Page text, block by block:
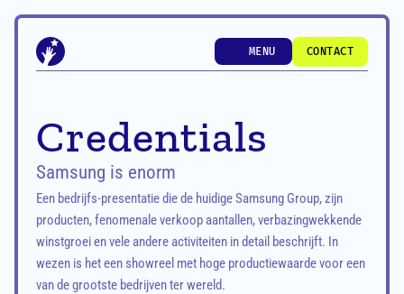
MENU
MENU
CONTACT
Credentials
Samsung is enorm
Een bedrijfs-presentatie die de huidige Samsung Group, zijn
producten, fenomenale verkoop aantallen, verbazingwekkende
winstgroei en vele andere activiteiten in detail beschrijft. In
wezen is het een showreel met hoge productiewaarde voor een
van de grootste bedrijven ter wereld.